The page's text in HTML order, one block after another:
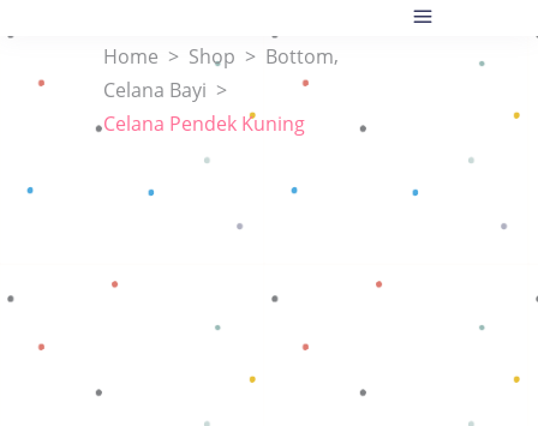
Home > Shop > Bottom,
Celana Bayi >
Celana Pendek Kuning